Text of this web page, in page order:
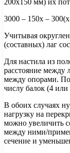
200х150 мм) их
3000 – 150х –
Учитывая
(составных) лаг
Для настила из
расстояние между
между опорами. По
числу балок (4
В обоих случаях
нагрузку на
можно увеличить
между ними/
сечение и